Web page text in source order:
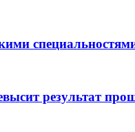
результат